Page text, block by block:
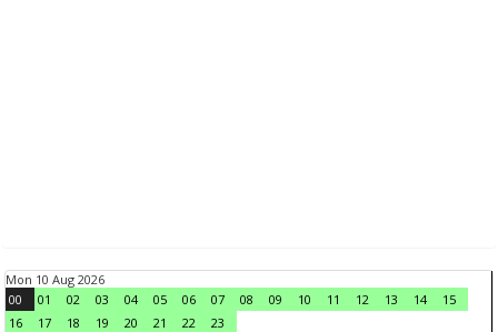
Mon 10 Aug 2026
00
01 02 03 04 05 06 07 08 09 10 11 12 13 14
15
16
17 18 19 20 21 22
23